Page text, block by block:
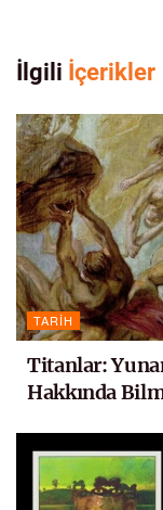
İlgili İçerikler
TARIH
Titanlar:
Hakkında